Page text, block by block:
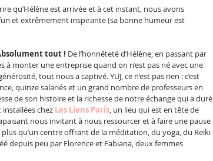
qu’Hélène est arrivée et à cet instant, nous avons
et extrêmement inspirante (sa bonne humeur est
tout ! De l’honnêteté d’Hélène, en passant par
à monter une entreprise quand on n’est pas né avec une
tout nous a captivé. YUJ, ce n’est pas rien : c’est
quinze salariés et un grand nombre de professeurs en
de son histoire et la richesse de notre échange qui a duré
chez Les Liens Paris, un lieu qui est en tête de
nous invitant à nous ressourcer et à faire une pause
qu’un centre offrant de la méditation, du yoga, du Reiki
depuis peu par Florence et Fabiana, deux femmes